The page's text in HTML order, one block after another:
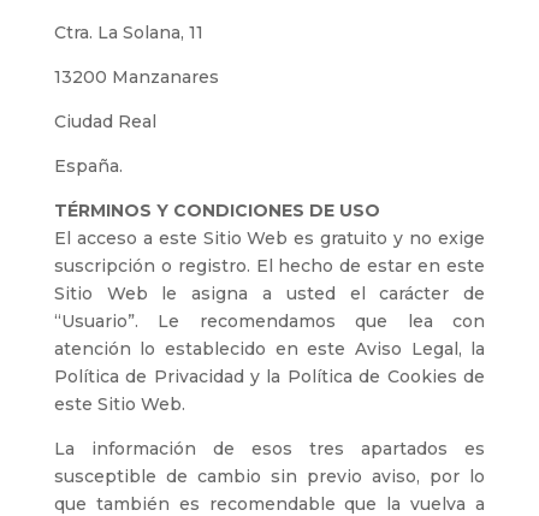
Ctra. La Solana, 11
13200 Manzanares
Ciudad Real
España.
TÉRMINOS Y CONDICIONES DE USO
El acceso a este Sitio Web es gratuito y no exige
suscripción o registro. El hecho de estar en este
Sitio Web le asigna a usted el carácter de
“Usuario”. Le recomendamos que lea con
atención lo establecido en este Aviso Legal, la
Política de Privacidad y la Política de Cookies de
este Sitio Web.
La información de esos tres apartados es
susceptible de cambio sin previo aviso, por lo
que también es recomendable que la vuelva a